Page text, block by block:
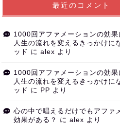
最近のコメント
1000回アファメーションの効果
人生の流れを変えるきっかけに
ッド に alex より
1000回アファメーションの効果
人生の流れを変えるきっかけに
ッド に PP より
心の中で唱えるだけでもアファ
効果がある？
に alex より